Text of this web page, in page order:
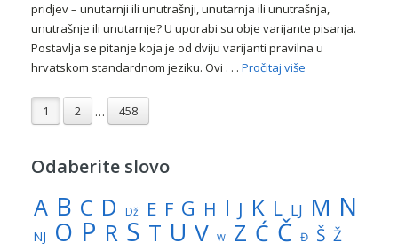
pridjev – unutarnji ili unutrašnji, unutarnja ili unutrašnja,
unutrašnje ili unutarnje? U uporabi su obje varijante pisanja.
Postavlja se pitanje koja je od dviju varijanti pravilna u
hrvatskom standardnom jeziku. Ovi . . . Pročitaj više
1 2 … 458
Odaberite slovo
A B C D Dž E F G H I J K L LJ M N
NJ O P R S T U V W Z Ć Č Đ Š Ž